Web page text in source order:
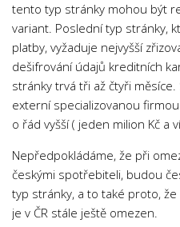
Psychologie a Sociologie
Společenské vědy
Technika
Účetnictví
Zdravotnictví
Novinky
tento typ stránky mohou být
variant. Poslední typ stránky,
platby, vyžaduje nejvyšší
dešifrování údajů kreditních
stránky trvá tři až čtyři
externí specializovanou
o řád vyšší ( jeden milion Kč a
Nepředpokládáme, že při
českými spotřebiteli, budou
typ stránky, a to také proto,
je v ČR stále ještě omezen.